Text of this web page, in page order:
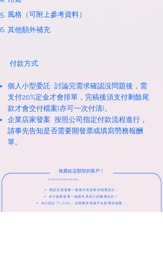
風格（可附上參考資料）
其他額外補充
付款方式
個人小型委託 討論完需求確認沒問題後，需
支付20%定金才會排單，完稿後須支付剩餘尾
款才會交付檔案(亦可一次付清)。
企業店家發案 按照公司指定付款流程進行，
請事先告知是否需要開發票或填寫勞務報酬
單。
RECOMMENDED
推薦給這類型的客戶！
開設店面需要一個能代表店家的視覺設計..
自行創業需要一個能代表自己的圖標設計！
自己設計了LOGO，但我覺得我做不出想要的感覺...